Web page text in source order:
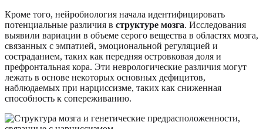
Кроме того, нейробиология начала идентифицировать
потенциальные различия в структуре мозга. Исследования
выявили вариации в объеме серого вещества в областях мозга,
связанных с эмпатией, эмоциональной регуляцией и
состраданием, таких как передняя островковая доля и
префронтальная кора. Эти неврологические различия могут
лежать в основе некоторых основных дефицитов,
наблюдаемых при нарциссизме, таких как сниженная
способность к сопереживанию.